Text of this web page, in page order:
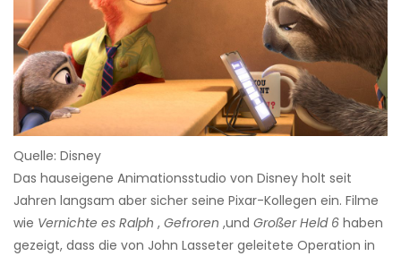
Quelle: Disney
Das hauseigene Animationsstudio von Disney holt seit
Jahren langsam aber sicher seine Pixar-Kollegen ein. Filme
wie Vernichte es Ralph , Gefroren ,und Großer Held 6 haben
gezeigt, dass die von John Lasseter geleitete Operation in